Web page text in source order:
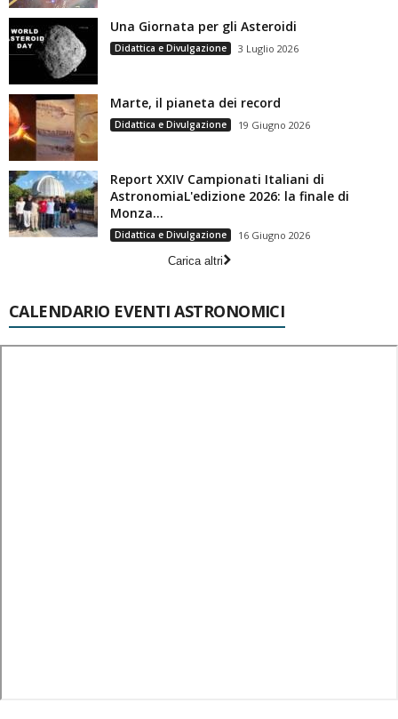
Una Giornata per gli Asteroidi
Didattica e Divulgazione 3 Luglio 2026
Marte, il pianeta dei record
Didattica e Divulgazione 19 Giugno 2026
Report XXIV Campionati Italiani di
AstronomiaL'edizione 2026: la finale di
Monza...
Didattica e Divulgazione
16 Giugno 2026
Carica altri
CALENDARIO EVENTI ASTRONOMICI